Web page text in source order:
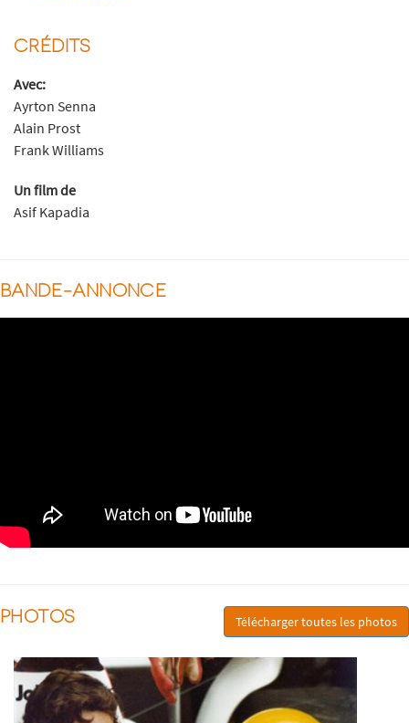
CRÉDITS
Avec:
Ayrton Senna
Alain Prost
Frank Williams
Un film de
Asif Kapadia
BANDE-ANNONCE
PHOTOS Télécharger toutes les photos